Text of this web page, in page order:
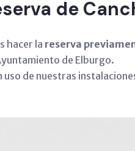
de
hacer la reserva
de Elburgo.
uso de nuestras